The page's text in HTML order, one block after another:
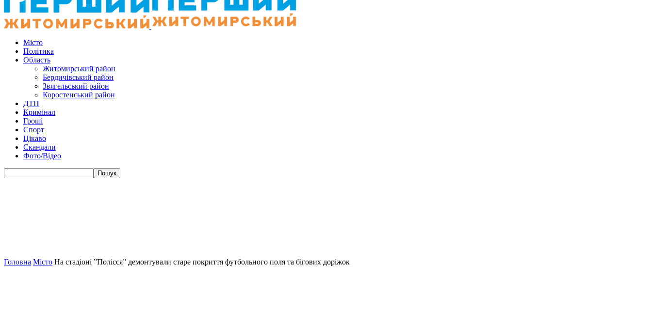
Місто
Політика
Область
Житомирський район
Бердичівський район
Звягельський район
Коростенський район
ДТП
Кримінал
Гроші
Спорт
Цікаво
Скандали
Фото/Відео
Головна Місто На стадіоні ”Полісся” демонтували старе покриття футбольного поля та бігових доріжок